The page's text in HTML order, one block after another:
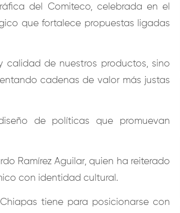
del Comiteco, celebrada en el
que fortalece propuestas ligadas
calidad de nuestros productos, sino
cadenas de valor más justas
de políticas que promuevan
Ramírez Aguilar, quien ha reiterado
con identidad cultural.
tiene para posicionarse con